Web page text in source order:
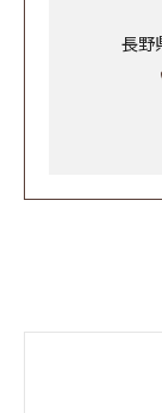
長野